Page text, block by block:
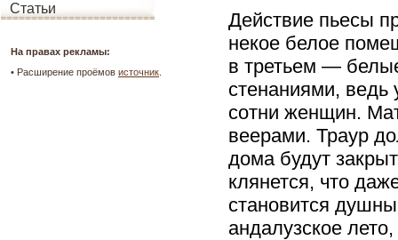
Статьи
На правах рекламы:
• Расширение проёмов источник
Действие пьесы
некое белое
в третьем —
стенаниями, ведь
сотни женщин.
веерами. Траур
дома будут
клянется, что
становится
андалузское